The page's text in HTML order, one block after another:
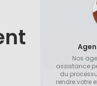
Nos
assistance
du
rendre votre